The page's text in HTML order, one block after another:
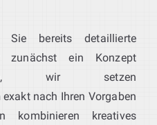
Sie bereits detaillierte
zunächst ein Konzept
wir setzen
exakt nach Ihren Vorgaben
kombinieren kreatives